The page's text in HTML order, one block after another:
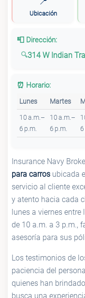
Ubicación
📮 Dirección:
314 W Indian
⏰ Horario:
Lunes Martes
10 a.m.–
6 p.m.
10 a.m.–
6 p.m.
Insurance Navy
para carros ubicada
servicio al cliente
y atento hacia cada
lunes a viernes
de 10 a.m. a 3 p.m.,
asesoría para sus
Los testimonios de
paciencia del
quienes han
busca una